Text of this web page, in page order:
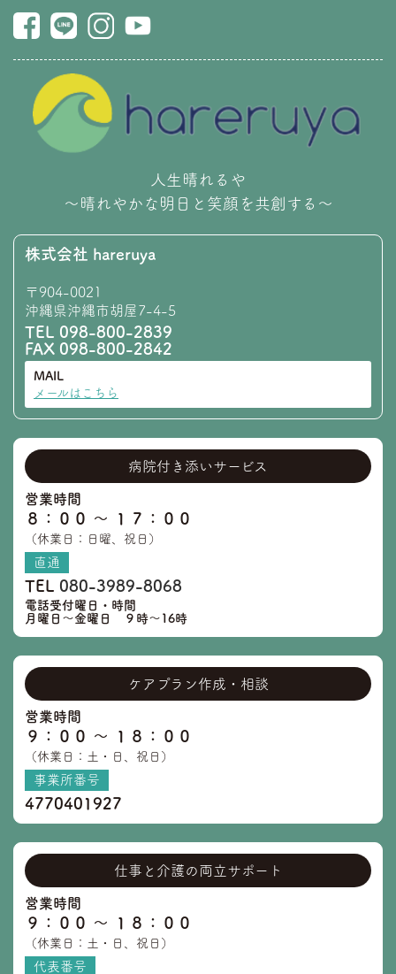
人生晴れるや
〜晴れやかな明日と笑顔を共創する〜
株式会社 hareruya
〒904-0021
沖縄県沖縄市胡屋7-4-5
TEL 098-800-2839
FAX 098-800-2842
MAIL
メールはこちら
病院付き添いサービス
営業時間
８：００ 〜 １７：００
（休業日：日曜、祝日）
直通
TEL 080-3989-8068
電話受付曜日・時間
月曜日～金曜日 ９時～16時
ケアプラン作成・相談
営業時間
９：００ 〜 １８：００
（休業日：土・日、祝日）
事業所番号
4770401927
仕事と介護の両立サポート
営業時間
９：００ 〜 １８：００
（休業日：土・日、祝日）
代表番号